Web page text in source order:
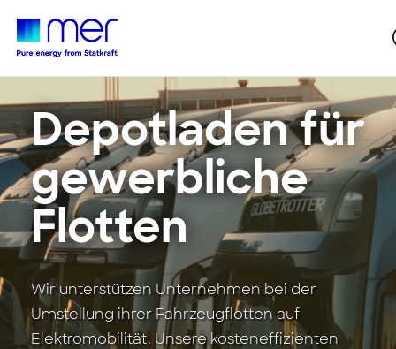
Depotladen für
gewerbliche
Flotten
Wir unterstützen Unternehmen bei der
Umstellung ihrer Fahrzeugflotten auf
Elektromobilität. Unsere kosteneffizienten